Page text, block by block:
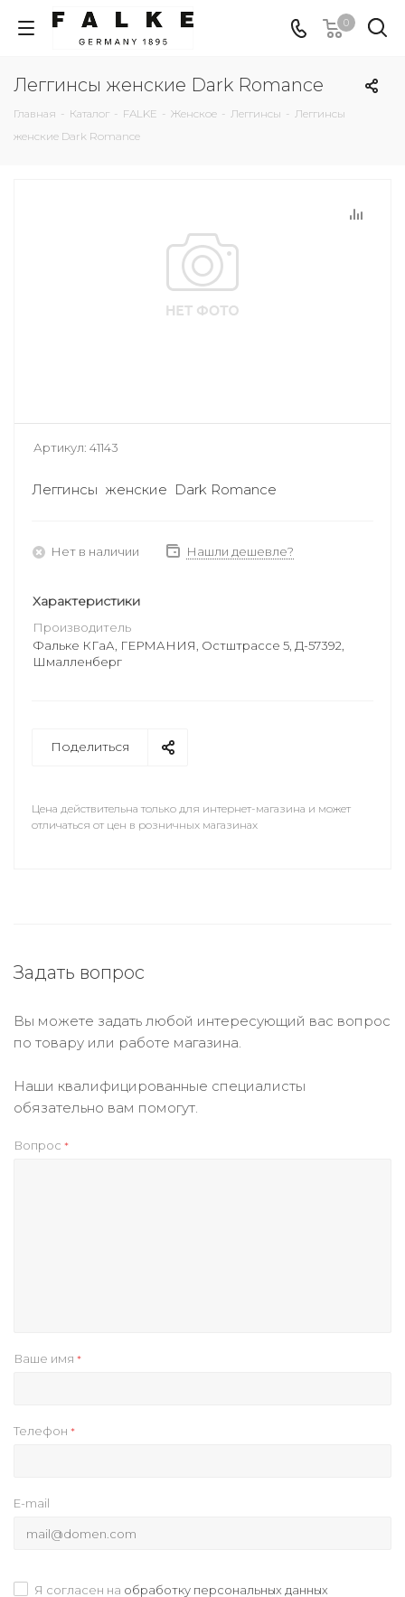
0
Леггинсы женские Dark Romance
Главная - Каталог - FALKE - Женское - Леггинсы - Леггинсы
женские Dark Romance
Артикул: 41143
Леггинсы женские Dark Romance
Нет в наличии Нашли дешевле?
Характеристики
Производитель
Фальке КГаА, ГЕРМАНИЯ, Остштрассе 5, Д-57392,
Шмалленберг
Поделиться
Цена действительна только для интернет-магазина и может
отличаться от цен в розничных магазинах
Задать вопрос
Вы можете задать любой интересующий вас вопрос
по товару или работе магазина.
Наши квалифицированные специалисты
обязательно вам помогут.
Вопрос *
Ваше имя *
Телефон *
E-mail
Я согласен на обработку персональных данных